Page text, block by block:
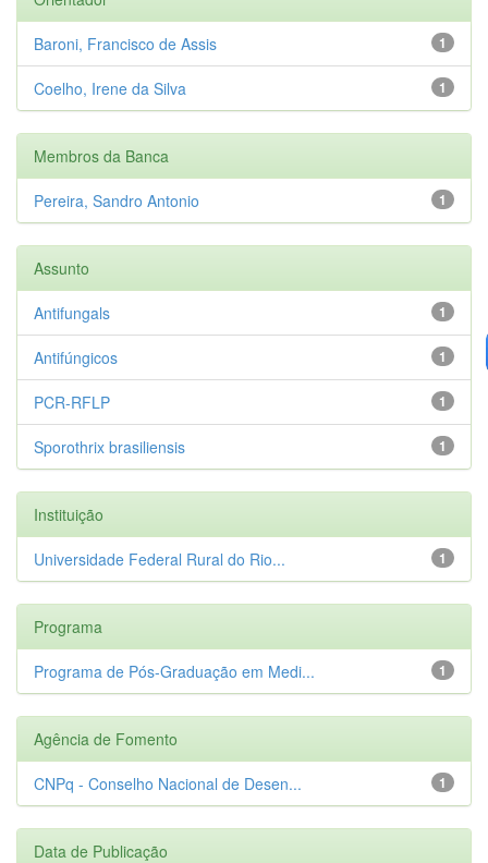
1
Baroni, Francisco de Assis
1
Coelho, Irene da Silva
Membros da Banca
1
Pereira, Sandro Antonio
Assunto
1
Antifungals
1
Antifúngicos
1
PCR-RFLP
1
Sporothrix brasiliensis
Instituição
1
Universidade Federal Rural do Rio...
Programa
1
Programa de Pós-Graduação em Medi...
Agência de Fomento
1
CNPq - Conselho Nacional de Desen...
Data de Publicação